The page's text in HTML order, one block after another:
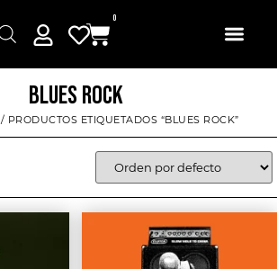
0
BLUES ROCK
/ PRODUCTOS ETIQUETADOS “BLUES ROCK”